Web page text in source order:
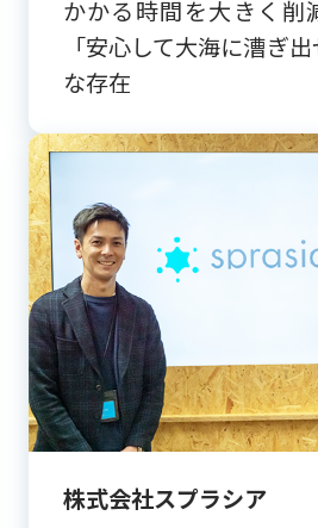
かかる時間を大きく削
「安心して大海に漕ぎ
な存在
株式会社スプラシア